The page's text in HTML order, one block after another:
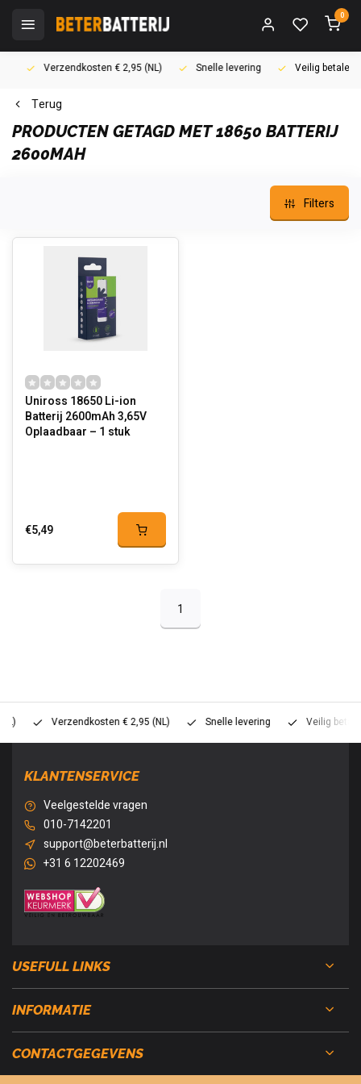
0
Verzendkosten € 2,95 (NL) Snelle levering Veilig betalen
Terug
PRODUCTEN GETAGD MET 18650 BATTERIJ
2600MAH
Filters
Uniross 18650 Li-ion
Batterij 2600mAh 3,65V
Oplaadbaar – 1 stuk
€5,49
1
Verzendkosten € 2,95 (NL) Snelle levering Veilig betalen
KLANTENSERVICE
Veelgestelde vragen
010-7142201
support@beterbatterij.nl
+31 6 12202469
USEFULL LINKS
INFORMATIE
CONTACTGEGEVENS